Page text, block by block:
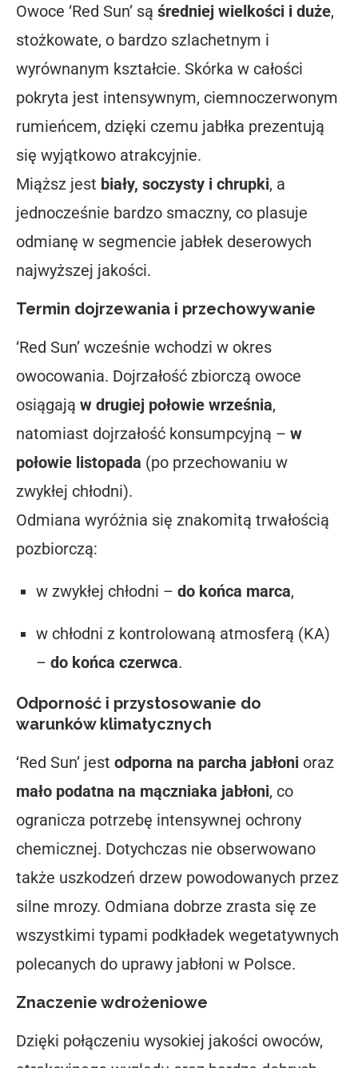
Owoce ‘Red Sun’ są średniej wielkości i duże,
stożkowate, o bardzo szlachetnym i
wyrównanym kształcie. Skórka w całości
pokryta jest intensywnym, ciemnoczerwonym
rumieńcem, dzięki czemu jabłka prezentują
się wyjątkowo atrakcyjnie.
Miąższ jest biały, soczysty i chrupki, a
jednocześnie bardzo smaczny, co plasuje
odmianę w segmencie jabłek deserowych
najwyższej jakości.
Termin dojrzewania i przechowywanie
‘Red Sun’ wcześnie wchodzi w okres
owocowania. Dojrzałość zbiorczą owoce
osiągają w drugiej połowie września,
natomiast dojrzałość konsumpcyjną – w
połowie listopada (po przechowaniu w
zwykłej chłodni).
Odmiana wyróżnia się znakomitą trwałością
pozbiorczą:
w zwykłej chłodni – do końca marca,
w chłodni z kontrolowaną atmosferą (KA)
– do końca czerwca.
Odporność i przystosowanie do
warunków klimatycznych
‘Red Sun’ jest odporna na parcha jabłoni oraz
mało podatna na mączniaka jabłoni, co
ogranicza potrzebę intensywnej ochrony
chemicznej. Dotychczas nie obserwowano
także uszkodzeń drzew powodowanych przez
silne mrozy. Odmiana dobrze zrasta się ze
wszystkimi typami podkładek wegetatywnych
polecanych do uprawy jabłoni w Polsce.
Znaczenie wdrożeniowe
Dzięki połączeniu wysokiej jakości owoców,